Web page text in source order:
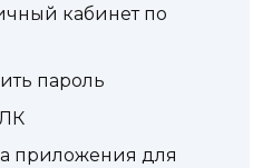
кабинет по
пароль
приложения для